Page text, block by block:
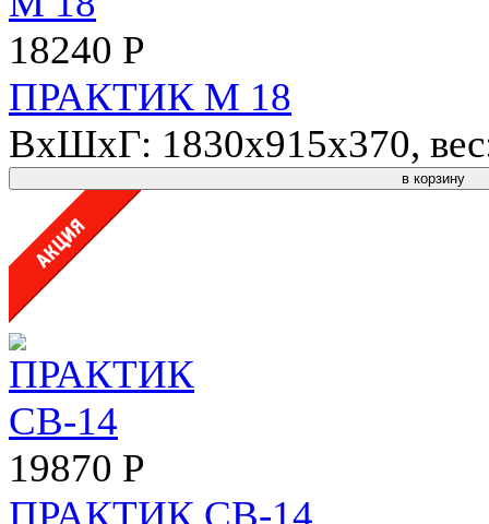
18240 Р
ПРАКТИК М 18
ВхШхГ: 1830x915x370,
в корзину
19870 Р
ПРАКТИК СВ-14